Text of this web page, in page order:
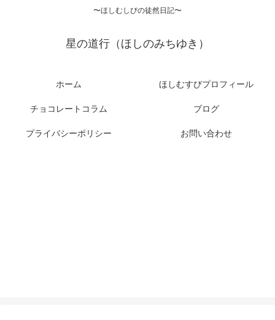
〜ほしむしびの徒然日記〜
星の道行（ほしのみちゆき）
ホーム ほしむすびプロフィール
チョコレートコラム ブログ
プライバシーポリシー お問い合わせ